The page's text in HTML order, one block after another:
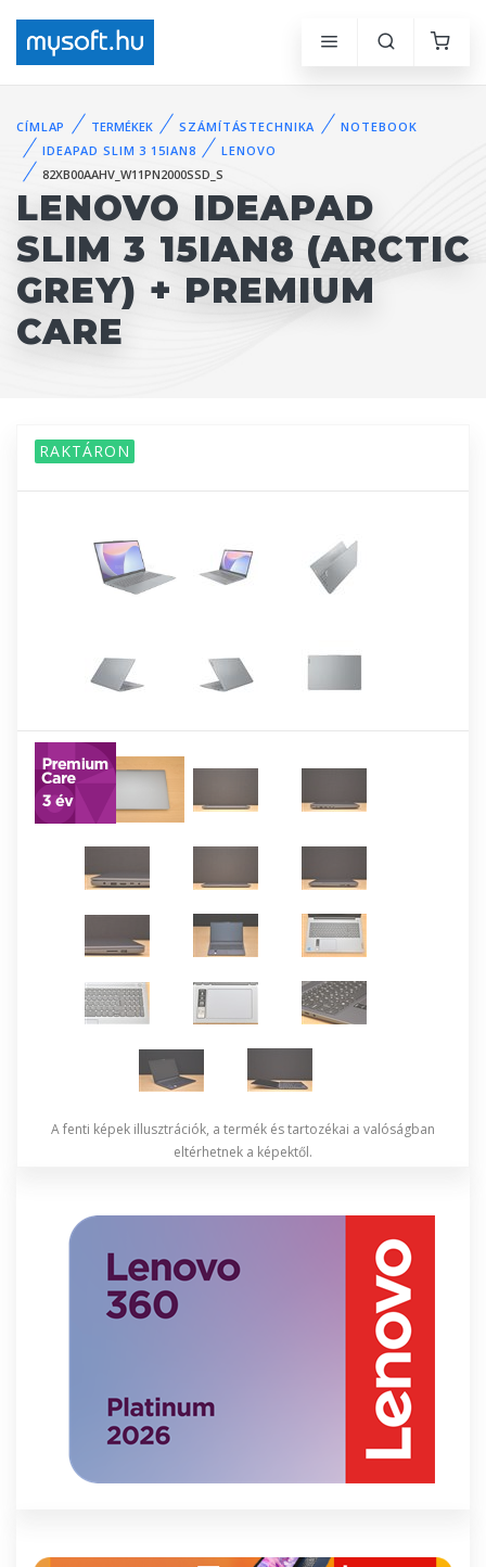
CÍMLAP TERMÉKEK SZÁMÍTÁSTECHNIKA
NOTEBOOK
IDEAPAD SLIM 3 15IAN8
LENOVO
82XB00AAHV_W11PN2000SSD_S
LENOVO IDEAPAD
SLIM 3 15IAN8 (ARCTIC
GREY) + PREMIUM
CARE
RAKTÁRON
A fenti képek illusztrációk, a termék és tartozékai a valóságban
eltérhetnek a képektől.